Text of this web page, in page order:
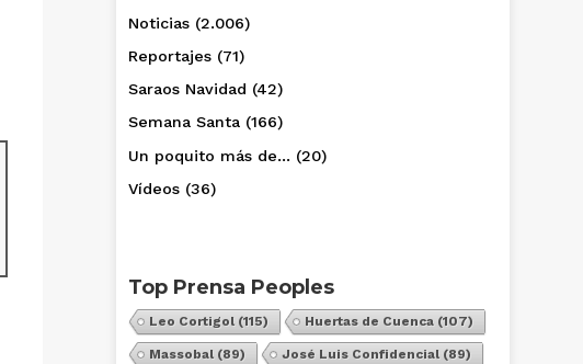
Noticias (2.006)
Reportajes (71)
Saraos Navidad (42)
Semana Santa (166)
Un poquito más de… (20)
Vídeos (36)
Top Prensa Peoples
Leo Cortigol (115) Huertas de Cuenca (107)
Massobal (89) José Luis Confidencial (89)